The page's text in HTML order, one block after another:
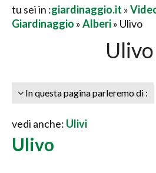
tu sei in :giardinaggio.it »
Giardinaggio »Alberi» Ulivo
Ulivo
In questa pagina parleremo di :
vedi anche: Ulivi
Ulivo